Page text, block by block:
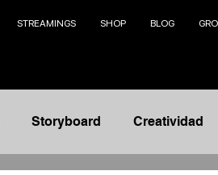
STREAMINGS SHOP BLOG
Storyboard Creatividad